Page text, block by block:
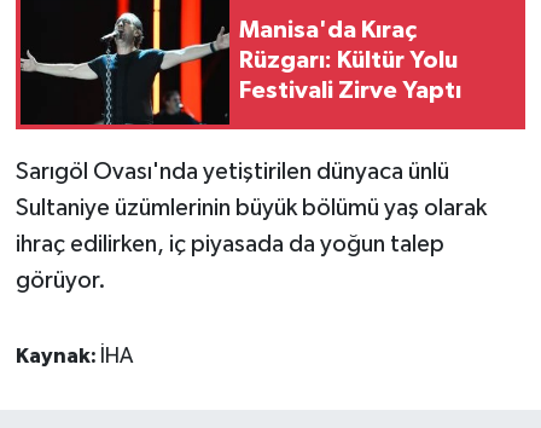
Manisa'da Kıraç
Rüzgarı: Kültür Yolu
Festivali Zirve Yaptı
Sarıgöl Ovası'nda yetiştirilen dünyaca ünlü
Sultaniye üzümlerinin büyük bölümü yaş olarak
ihraç edilirken, iç piyasada da yoğun talep
görüyor.
Kaynak: İHA